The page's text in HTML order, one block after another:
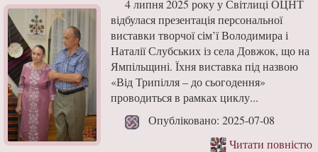
4 липня 2025 року у Світлиці ОЦНТ
відбулася презентація персональної
виставки творчої сім’ї Володимира і
Наталії Слубських із села Довжок, що на
Ямпільщині. Їхня виставка під назвою
«Від Трипілля – до сьогодення»
проводиться в рамках циклу...
Опубліковано: 2025-07-08
Читати повністю